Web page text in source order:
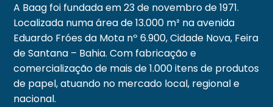
A Baag foi fundada em 23 de novembro de 1971.
Localizada numa área de 13.000 m² na avenida
Eduardo Fróes da Mota nº 6.900, Cidade Nova, Feira
de Santana – Bahia. Com fabricação e
comercialização de mais de 1.000 itens de produtos
de papel, atuando no mercado local, regional e
nacional.